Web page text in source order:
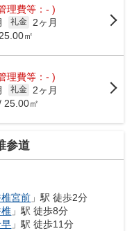
理費等：- )
礼金
2ヶ月
㎡
理費等：- )
礼金
2ヶ月
25.00㎡
参道
宮前 」駅 徒歩2分
」駅 徒歩8分
」駅 徒歩11分